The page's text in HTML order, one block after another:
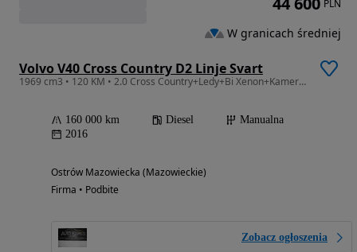
Volvo V40 Cross Country D2 Linje Svart
1969 cm3 • 120 KM • 2.0 Cross Country+Ledy+Bi Xenon+Kamera+Licznik digital+Asystent+
160 000 km Diesel
Manualna
2016
Ostrów Mazowiecka (Mazowieckie)
Firma • Podbite
Zobacz ogłoszenia
PLN
W granicach średniej